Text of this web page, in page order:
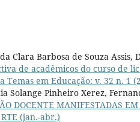
Clara Barbosa de Souza Assis,
de acadêmicos do curso de
Temas em Educação: v. 32 n. 1
Solange Pinheiro Xerez,
DOCENTE MANIFESTADAS EM
(jan.-abr.)